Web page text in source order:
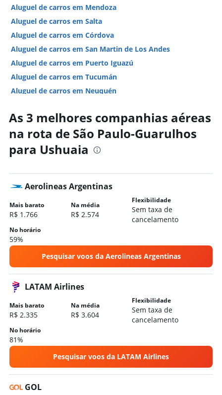
Aluguel de carros em Mendoza
Aluguel de carros em Salta
Aluguel de carros em Córdova
Aluguel de carros em San Martin de Los Andes
Aluguel de carros em Puerto Iguazú
Aluguel de carros em Tucumán
Aluguel de carros em Neuquén
Hotéis em Ushuaia
Hotéis em Buenos Aires
Hotéis em Puerto Iguazú
Hotéis em San Carlos de Bariloche
Hotéis em Mar del Plata
Hotéis em Córdova
Hotéis em El Calafate
Hotéis em Mendoza
Hotéis em Pinamar
Hotéis em El Chaltén
Hotéis em Rosário
Hotéis em La Plata
As 3 melhores companhias aéreas
na rota de São Paulo-Guarulhos
para Ushuaia
Aerolineas Argentinas
Mais barato
R$ 1.766
Na média
R$ 2.574
Flexibilidade
Sem taxa de
cancelamento
No horário
59%
Pesquisar voos da Aerolineas Argentinas
LATAM Airlines
Mais barato
R$ 2.335
Na média
R$ 3.604
Flexibilidade
Sem taxa de
cancelamento
No horário
81%
Pesquisar voos da LATAM Airlines
GOL